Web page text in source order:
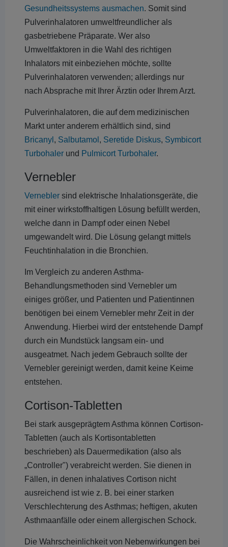
Gesundheitssystems ausmachen. Somit sind
Pulverinhalatoren umweltfreundlicher als
gasbetriebene Präparate. Wer also
Umweltfaktoren in die Wahl des richtigen
Inhalators mit einbeziehen möchte, sollte
Pulverinhalatoren verwenden; allerdings nur
nach Absprache mit Ihrer Ärztin oder Ihrem Arzt.
Pulverinhalatoren, die auf dem medizinischen
Markt unter anderem erhältlich sind, sind
Bricanyl , Salbutamol , Seretide Diskus, Symbicort
Turbohaler und Pulmicort Turbohaler.
Vernebler
Vernebler sind elektrische Inhalationsgeräte, die
mit einer wirkstoffhaltigen Lösung befüllt werden,
welche dann in Dampf oder einen Nebel
umgewandelt wird. Die Lösung gelangt mittels
Feuchtinhalation in die Bronchien.
Im Vergleich zu anderen Asthma-
Behandlungsmethoden sind Vernebler um
einiges größer, und Patienten und Patientinnen
benötigen bei einem Vernebler mehr Zeit in der
Anwendung. Hierbei wird der entstehende Dampf
durch ein Mundstück langsam ein- und
ausgeatmet. Nach jedem Gebrauch sollte der
Vernebler gereinigt werden, damit keine Keime
entstehen.
Cortison-Tabletten
Bei stark ausgeprägtem Asthma können Cortison-
Tabletten (auch als Kortisontabletten
beschrieben) als Dauermedikation (also als
„Controller") verabreicht werden. Sie dienen in
Fällen, in denen inhalatives Cortison nicht
ausreichend ist wie z. B. bei einer starken
Verschlechterung des Asthmas; heftigen, akuten
Asthmaanfälle oder einem allergischen Schock.
Die Wahrscheinlichkeit von Nebenwirkungen bei